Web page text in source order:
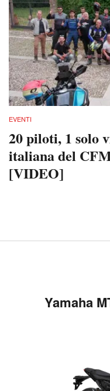
EVENTI
20 piloti, 1 solo
italiana del
[VIDEO]
Yamaha